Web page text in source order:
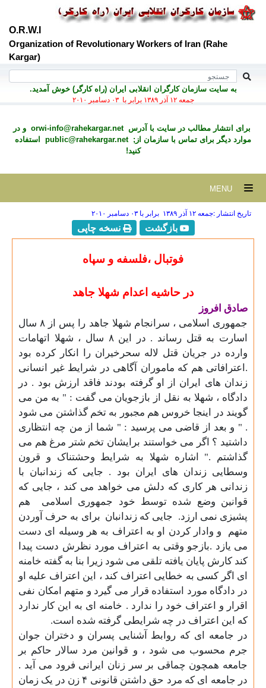
O.R.W.I
Organization of Revolutionary Workers of Iran (Rahe
Kargar)
به سايت سازمان کارگران انقلابی ايران (راه کارگر) خوش آمديد.
جمعه ۱۲ آذر ۱۳۸۹ برابر با ۰۳ دسامبر ۲۰۱۰
برای انتشار مطالب در سايت با آدرسorwi-info@rahekargar.net و در
موارد ديگر برای تماس با سازمان از;public@rahekargar.net
استفاده
کنید!
تاریخ انتشار :جمعه ۱۲ آذر ۱۳۸۹ برابر با ۰۳ دسامبر ۲۰۱۰
بازگشت نسخه چاپی
فوتبال ،فلسفه و سپاه
در حاشیه اعدام شهلا جاهد
صادق افروز
جمهوری اسلامی ، سرانجام شهلا جاهد را پس از ۸ سال
اسارت به قتل رساند . در این ۸ سال ، شهلا اتهامات
وارده در جریان قتل لاله سحرخیران را انکار کرده بود
.اعترافاتی هم که ماموران آگاهی در شرایط غیر انسانی
زندان های ایران از او گرفته بودند فاقد ارزش بود . در
دادگاه ، شهلا به نقل از بازجویان می گفت : " به من می
گویند در اینجا خروس هم مجبور به تخم گذاشتن می شود
. " و بعد از قاضی می پرسید : " شما از من چه انتظاری
داشتید ؟ اگر می خواستند برایشان تخم شتر مرغ هم می
گذاشتم ." اشاره شهلا به شرایط وحشتناک و قرون
وسطایی زندان های ایران بود . جایی که زندانبان با
زندانی هر کاری که دلش می خواهد می کند ، جایی که
قوانین وضع شده توسط خود جمهوری اسلامی
هم
پشیزی نمی ارزد. جایی که زندانبان برای به حرف آوردن
متهم
و وادار کردن او به اعتراف به هر وسیله ای دست
می یازد .بازجو وقتی به اعتراف مورد نظرش دست پیدا
کند کارش پایان یافته تلقی می شود زیرا بنا به گفته خامنه
ای اگر کسی به خطایی اعتراف کند ، این اعتراف علیه او
در دادگاه مورد استفاده قرار می گیرد و متهم امکان نفی
اقرار و اعتراف خود را ندارد . خامنه ای به این کار ندارد
که این اعتراف در چه شرایطی گرفته شده است.
در جامعه ای که روابط آشنایی پسران و دختران جوان
جرم محسوب می شود ، و قوانین مرد سالار حاکم بر
جامعه همچون چماقی بر سر زنان ایرانی فرود می آید .
در جامعه ای که مرد حق داشتن قانونی ۴زن در یک زمان